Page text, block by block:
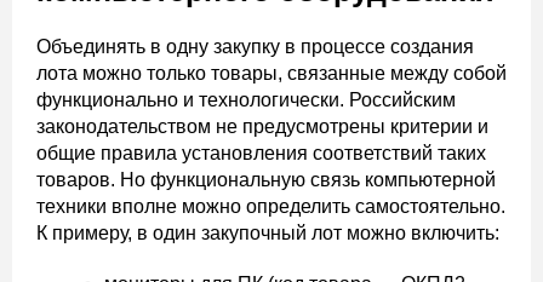
Объединять в одну закупку в процессе создания
лота можно только товары, связанные между собой
функционально и технологически. Российским
законодательством не предусмотрены критерии и
общие правила установления соответствий таких
товаров. Но функциональную связь компьютерной
техники вполне можно определить самостоятельно.
К примеру, в один закупочный лот можно включить: